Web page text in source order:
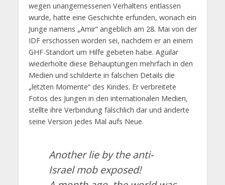
wegen unangemessenen Verhaltens entlassen
wurde, hatte eine Geschichte erfunden, wonach ein
Junge namens „Amir“ angeblich am 28. Mai von der
IDF erschossen worden sei, nachdem er an einem
GHF-Standort um Hilfe gebeten habe. Aguilar
wiederholte diese Behauptungen mehrfach in den
Medien und schilderte in falschen Details die
„letzten Momente“ des Kindes. Er verbreitete
Fotos des Jungen in den internationalen Medien,
stellte ihre Verbindung fälschlich dar und änderte
seine Version jedes Mal aufs Neue.
Another lie by the anti-
Israel mob exposed!